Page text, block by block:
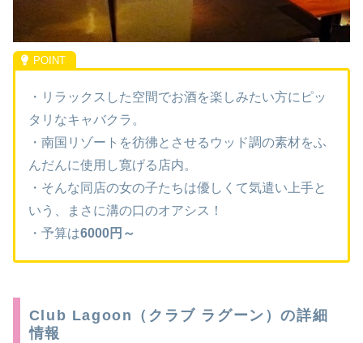
・リラックスした空間でお酒を楽しみたい方にピッ
タリなキャバクラ。
・南国リゾートを彷彿とさせるウッド調の素材をふ
んだんに使用し寛げる店内。
・そんな同店の女の子たちは優しくて気遣い上手と
いう、まさに溝の口のオアシス！
・予算は6000円～
Club Lagoon（クラブ ラグーン）の詳細
情報